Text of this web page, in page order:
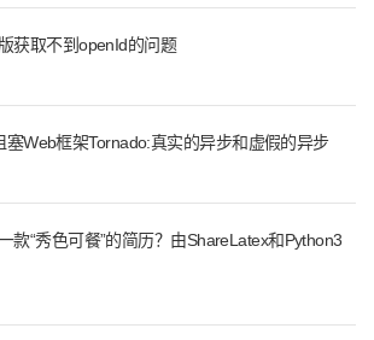
获取不到openId的问题
塞Web框架Tornado:真实的异步和虚假的异步
款“秀色可餐”的简历？由ShareLatex和Python3